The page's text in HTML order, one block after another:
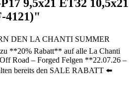
9,5x21 ET32 10,5x21
4121)"
DEN LA CHANTI SUMMER
**20% Rabatt** auf alle La Chanti
Road – Forged Felgen **22.07.26 –
bereits den SALE RABATT ⬅️